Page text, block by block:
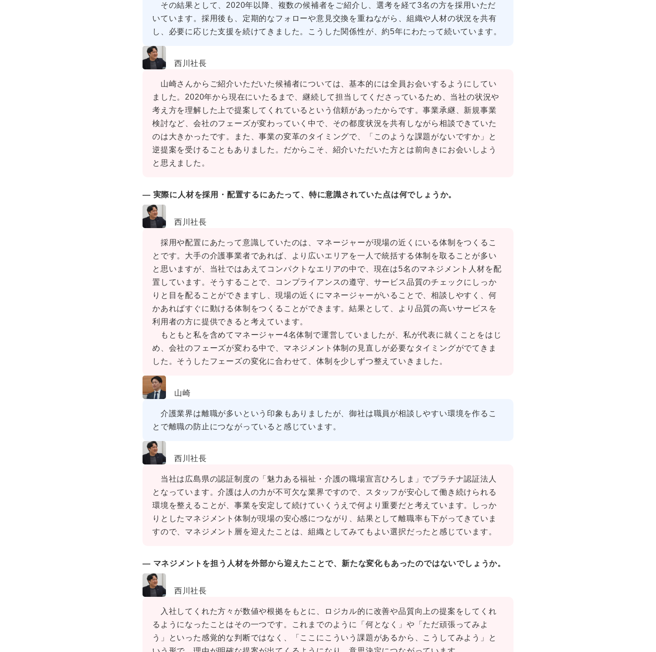
その結果として、2020年以降、複数の候補者をご紹介し、選考を経て3名の方を採用いただ
いています。採用後も、定期的なフォローや意見交換を重ねながら、組織や人材の状況を共有
し、必要に応じた支援を続けてきました。こうした関係性が、約5年にわたって続いています。
西川社長
山崎さんからご紹介いただいた候補者については、基本的には全員お会いするようにしてい
ました。2020年から現在にいたるまで、継続して担当してくださっているため、当社の状況や
考え方を理解した上で提案してくれているという信頼があったからです。事業承継、新規事業
検討など、会社のフェーズが変わっていく中で、その都度状況を共有しながら相談できていた
のは大きかったです。また、事業の変革のタイミングで、「このような課題がないですか」と
逆提案を受けることもありました。だからこそ、紹介いただいた方とは前向きにお会いしよう
と思えました。
― 実際に人材を採用・配置するにあたって、特に意識されていた点は何でしょうか。
西川社長
採用や配置にあたって意識していたのは、マネージャーが現場の近くにいる体制をつくるこ
とです。大手の介護事業者であれば、より広いエリアを一人で統括する体制を取ることが多い
と思いますが、当社ではあえてコンパクトなエリアの中で、現在は5名のマネジメント人材を配
置しています。そうすることで、コンプライアンスの遵守、サービス品質のチェックにしっか
りと目を配ることができますし、現場の近くにマネージャーがいることで、相談しやすく、何
かあればすぐに動ける体制をつくることができます。結果として、より品質の高いサービスを
利用者の方に提供できると考えています。
もともと私を含めてマネージャー4名体制で運営していましたが、私が代表に就くことをはじ
め、会社のフェーズが変わる中で、マネジメント体制の見直しが必要なタイミングがでてきま
した。そうしたフェーズの変化に合わせて、体制を少しずつ整えていきました。
山崎
介護業界は離職が多いという印象もありましたが、御社は職員が相談しやすい環境を作るこ
とで離職の防止につながっていると感じています。
西川社長
当社は広島県の認証制度の「魅力ある福祉・介護の職場宣言ひろしま」でプラチナ認証法人
となっています。介護は人の力が不可欠な業界ですので、スタッフが安心して働き続けられる
環境を整えることが、事業を安定して続けていくうえで何より重要だと考えています。しっか
りとしたマネジメント体制が現場の安心感につながり、結果として離職率も下がってきていま
すので、マネジメント層を迎えたことは、組織としてみてもよい選択だったと感じています。
― マネジメントを担う人材を外部から迎えたことで、新たな変化もあったのではないでしょうか。
西川社長
入社してくれた方々が数値や根拠をもとに、ロジカル的に改善や品質向上の提案をしてくれ
るようになったことはその一つです。これまでのように「何となく」や「ただ頑張ってみよ
う」といった感覚的な判断ではなく、「ここにこういう課題があるから、こうしてみよう」と